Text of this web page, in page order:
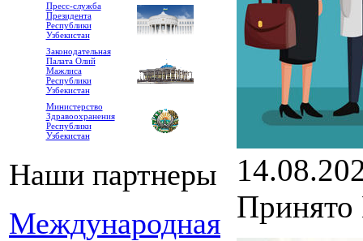
Пресс-служба
Президента
Республики
Узбекистан
Законодательная
Палата Олий
Мажлиса
Республики
Узбекистан
Министерство
Здравоохранения
Республики
Узбекистан
Наши партнеры
Международная Принято